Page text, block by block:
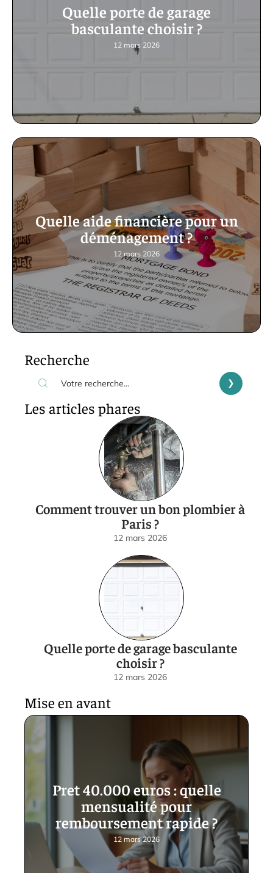
Quelle porte de garage
basculante choisir ?
12 mars 2026
Quelle aide financière pour un
déménagement ?
12 mars 2026
Recherche
Les articles phares
Comment trouver un bon plombier à
Paris ?
12 mars 2026
Quelle porte de garage basculante
choisir ?
12 mars 2026
Mise en avant
Pret 40.000 euros : quelle
mensualité pour
remboursement rapide ?
12 mars 2026